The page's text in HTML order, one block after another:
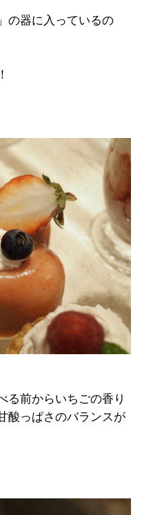
の器に入っているの
る前からいちごの香り
酸っぱさのバランスが